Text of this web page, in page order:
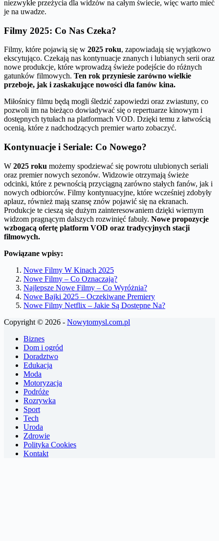
niezwykłe przeżycia dla widzów na całym świecie, więc warto mieć
je na uwadze.
Filmy 2025: Co Nas Czeka?
Filmy, które pojawią się w 2025 roku, zapowiadają się wyjątkowo
ekscytująco. Czekają nas kontynuacje znanych i lubianych serii oraz
nowe produkcje, które wprowadzą świeże podejście do różnych
gatunków filmowych. Ten rok przyniesie zarówno wielkie
przeboje, jak i zaskakujące nowości dla fanów kina.
Miłośnicy filmu będą mogli śledzić zapowiedzi oraz zwiastuny, co
pozwoli im na bieżąco dowiadywać się o repertuarze kinowym i
dostępnych tytułach na platformach VOD. Dzięki temu z łatwością
ocenią, które z nadchodzących premier warto zobaczyć.
Kontynuacje i Seriale: Co Nowego?
W 2025 roku możemy spodziewać się powrotu ulubionych seriali
oraz premier nowych sezonów. Widzowie otrzymają świeże
odcinki, które z pewnością przyciągną zarówno stałych fanów, jak i
nowych odbiorców. Filmy kontynuacyjne, które wcześniej zdobyły
aplauz, również mają szansę znów pojawić się na ekranach.
Produkcje te cieszą się dużym zainteresowaniem dzięki wiernym
widzom pragnącym dalszych rozwinięć fabuły. Nowe propozycje
wzbogacą ofertę platform VOD oraz tradycyjnych stacji
filmowych.
Powiązane wpisy:
Nowe Filmy W Kinach 2025
Nowe Filmy – Co Oznaczają?
Najlepsze Nowe Filmy – Co Wyróżnia?
Nowe Bajki 2025 – Oczekiwane Premiery
Nowe Filmy Netflix – Jakie Są Dostępne Na?
Copyright © 2026 - Nowytomysl.com.pl
Biznes
Dom i ogród
Doradztwo
Edukacja
Moda
Motoryzacja
Podróże
Rozrywka
Sport
Tech
Uroda
Zdrowie
Polityka Cookies
Kontakt